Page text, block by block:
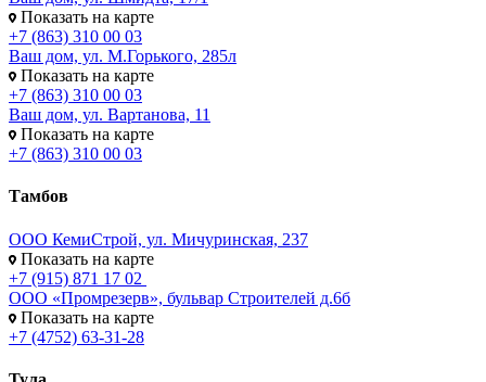
Показать на карте
+7 (863) 310 00 03
Ваш дом, ул. М.Горького, 285л
Показать на карте
+7 (863) 310 00 03
Ваш дом, ул. Вартанова, 11
Показать на карте
+7 (863) 310 00 03
Тамбов
ООО КемиСтрой, ул. Мичуринская, 237
Показать на карте
+7 (915) 871 17 02
ООО «Промрезерв», бульвар Строителей д.6б
Показать на карте
+7 (4752) 63-31-28